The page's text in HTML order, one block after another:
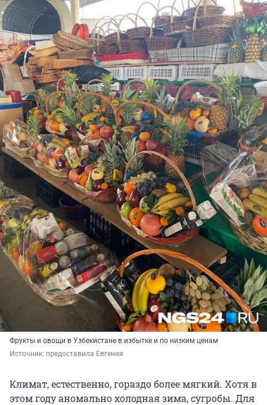
Фрукты и овощи в Узбекистане в избытке и по низким ценам
Источник: предоставила Евгения
Климат, естественно, гораздо более мягкий. Хотя в
этом году аномально холодная зима, сугробы. Для